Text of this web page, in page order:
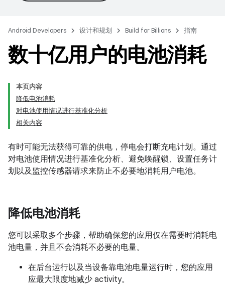
Android Developers 设计和规划 Build for Billions 指南
数十亿用户的电池消耗
本页内容
降低电池消耗
对电池使用情况进行基准化分析
相关内容
有时可能无法获得可靠的供电，停电会打断充电计划。通过
对电池使用情况进行基准化分析、避免唤醒锁、设置任务计
划以及监控传感器请求来防止不必要地消耗用户电池。
降低电池消耗
您可以采取多个步骤，帮助确保您的应用仅在需要时消耗电
池电量，并且不会消耗不必要的电量。
在后台运行以及当设备靠电池电量运行时，您的应用
应最大限度地减少 activity。